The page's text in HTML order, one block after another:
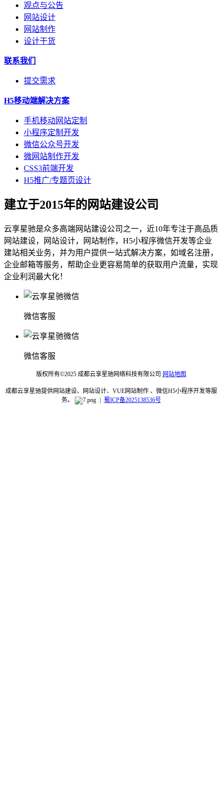
观点与公告
网站设计
网站制作
设计干货
联系我们
提交需求
H5移动端解决方案
手机移动网站定制
小程序定制开发
微信公众号开发
微网站制作开发
CSS3前端开发
H5推广/专题页设计
建立于2015年的网站建设公司
云享星驰是众多高端网站建设公司之一，近10年专注于高品质
网站建设，网站设计，网站制作，H5小程序微信开发等企业
建站相关业务，并为用户提供一站式解决方案，如域名注册，
企业邮箱等服务，帮助企业更容易简单的获取用户流量，实现
企业利润最大化！
微信客服
微信客服
版权所有©2025 成都云享星驰网络科技有限公司 网站地图
成都云享星驰提供网站建设、网站设计、VUE网站制作 、微信H5小程序开发等服
务。
蜀ICP备2025138536号